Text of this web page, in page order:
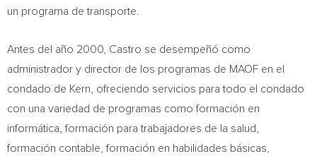
un programa de transporte.
Antes del año 2000, Castro se desempeñó como
administrador y director de los programas de MAOF en el
condado de Kern, ofreciendo servicios para todo el condado
con una variedad de programas como formación en
informática, formación para trabajadores de la salud,
formación contable, formación en habilidades básicas,